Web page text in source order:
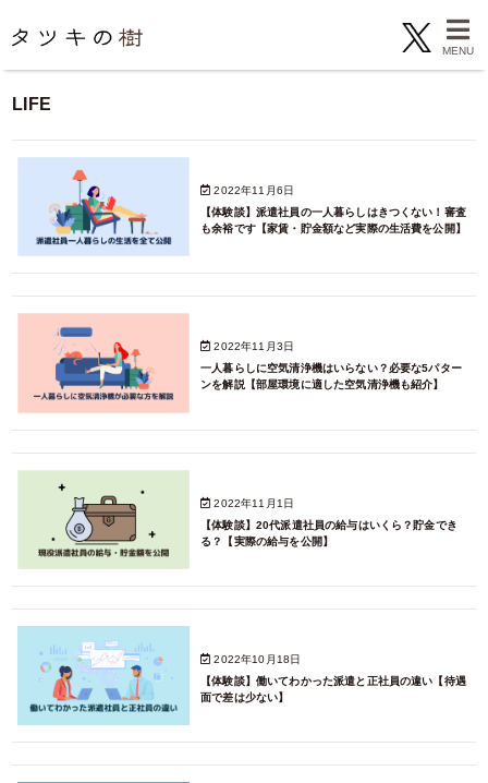
LIFE
2022年11月6日
【体験談】派遣社員の一人暮らしはきつくない！審査
も余裕です【家賃・貯金額など実際の生活費を公開】
2022年11月3日
一人暮らしに空気清浄機はいらない？必要な5パター
ンを解説【部屋環境に適した空気清浄機も紹介】
2022年11月1日
【体験談】20代派遣社員の給与はいくら？貯金でき
る？【実際の給与を公開】
2022年10月18日
【体験談】働いてわかった派遣と正社員の違い【待遇
面で差は少ない】